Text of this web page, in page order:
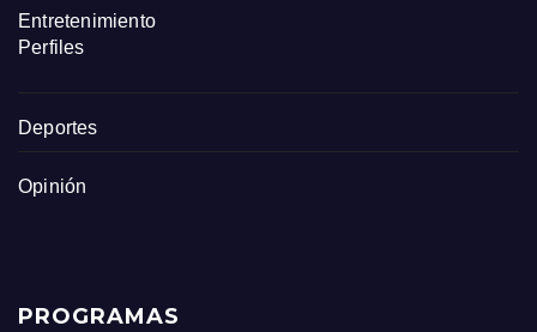
Entretenimiento
Perfiles
Deportes
Opinión
PROGRAMAS